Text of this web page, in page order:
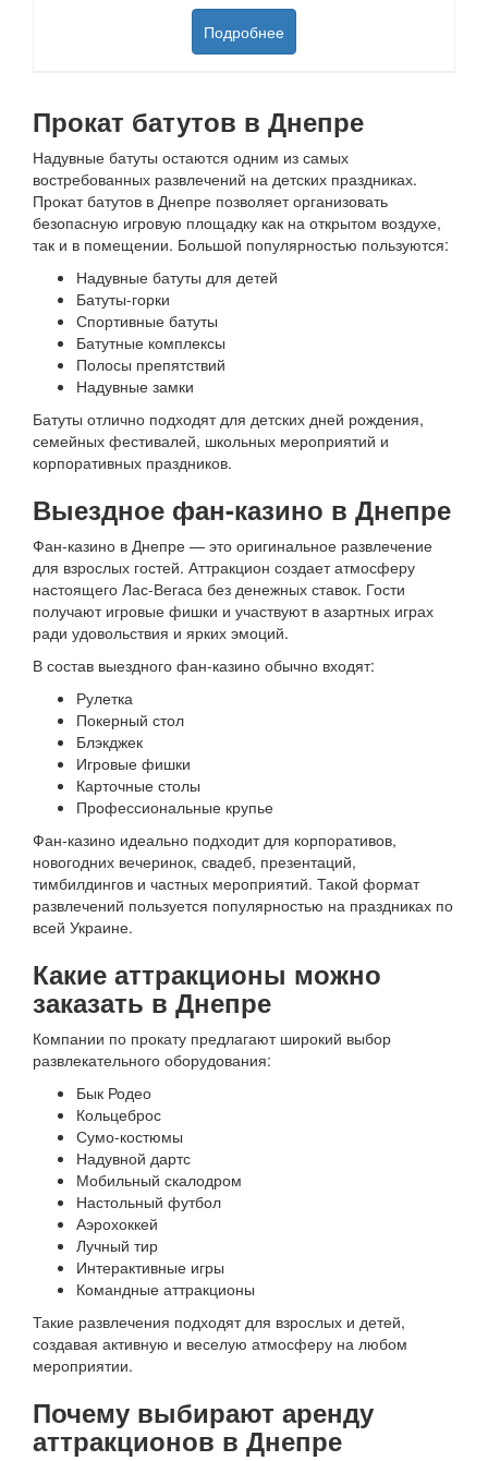
Подробнее
Прокат батутов в Днепре
Надувные батуты остаются одним из самых
востребованных развлечений на детских праздниках.
Прокат батутов в Днепре позволяет организовать
безопасную игровую площадку как на открытом воздухе,
так и в помещении. Большой популярностью пользуются:
Надувные батуты для детей
Батуты-горки
Спортивные батуты
Батутные комплексы
Полосы препятствий
Надувные замки
Батуты отлично подходят для детских дней рождения,
семейных фестивалей, школьных мероприятий и
корпоративных праздников.
Выездное фан-казино в Днепре
Фан-казино в Днепре — это оригинальное развлечение
для взрослых гостей. Аттракцион создает атмосферу
настоящего Лас-Вегаса без денежных ставок. Гости
получают игровые фишки и участвуют в азартных играх
ради удовольствия и ярких эмоций.
В состав выездного фан-казино обычно входят:
Рулетка
Покерный стол
Блэкджек
Игровые фишки
Карточные столы
Профессиональные крупье
Фан-казино идеально подходит для корпоративов,
новогодних вечеринок, свадеб, презентаций,
тимбилдингов и частных мероприятий. Такой формат
развлечений пользуется популярностью на праздниках по
всей Украине.
Какие аттракционы можно
заказать в Днепре
Компании по прокату предлагают широкий выбор
развлекательного оборудования:
Бык Родео
Кольцеброс
Сумо-костюмы
Надувной дартс
Мобильный скалодром
Настольный футбол
Аэрохоккей
Лучный тир
Интерактивные игры
Командные аттракционы
Такие развлечения подходят для взрослых и детей,
создавая активную и веселую атмосферу на любом
мероприятии.
Почему выбирают аренду
аттракционов в Днепре